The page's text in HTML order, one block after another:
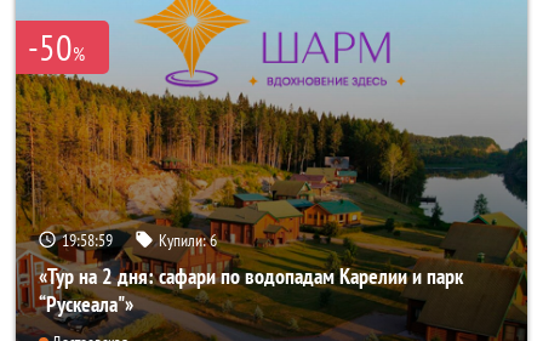
-50%
19:58:59 Купили:6
«Тур на 2 дня: сафари по водопадам Карелии и парк
“Рускеала"»